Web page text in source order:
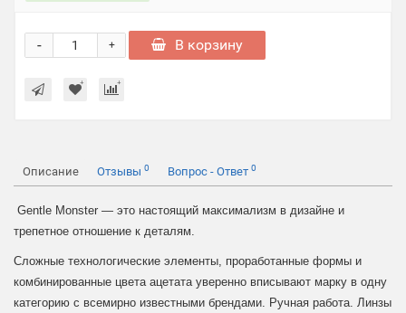
+
- В корзину
Описание Отзывы 0 Вопрос - Ответ 0
Gentle Monster — это настоящий максимализм в дизайне и
трепетное отношение к деталям.
Сложные технологические элементы, проработанные формы и
комбинированные цвета ацетата уверенно вписывают марку в одну
категорию с всемирно известными брендами. Ручная работа. Линзы